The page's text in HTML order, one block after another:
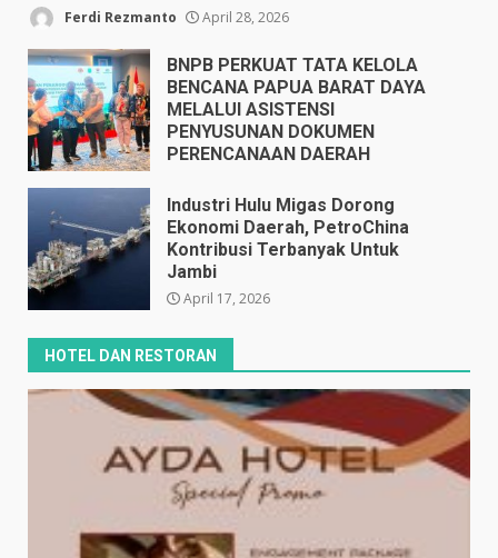
Ferdi Rezmanto April 28, 2026
BNPB PERKUAT TATA KELOLA
BENCANA PAPUA BARAT DAYA
MELALUI ASISTENSI
PENYUSUNAN DOKUMEN
PERENCANAAN DAERAH
Industri Hulu Migas Dorong
Ekonomi Daerah, PetroChina
Kontribusi Terbanyak Untuk
Jambi
April 17, 2026
HOTEL DAN RESTORAN